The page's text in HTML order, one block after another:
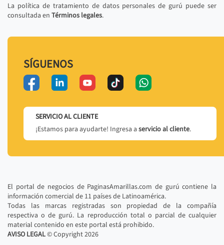
La política de tratamiento de datos personales de gurú puede ser
consultada en Términos legales.
SÍGUENOS
SERVICIO AL CLIENTE
¡Estamos para ayudarte! Ingresa a servicio al cliente.
El portal de negocios de PaginasAmarillas.com de gurú contiene la
información comercial de 11 países de Latinoamérica.
Todas las marcas registradas son propiedad de la compañía
respectiva o de gurú. La reproducción total o parcial de cualquier
material contenido en este portal está prohibido.
AVISO LEGAL© Copyright2026